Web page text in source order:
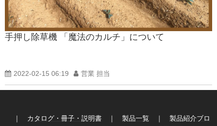
製品紹介ブログ
手押し除草機 「魔法のカルチ」について
2022-02-15 06:19 営業 担当
｜ カタログ・冊子・説明書 ｜ 製品一覧 ｜ 製品紹介ブロ